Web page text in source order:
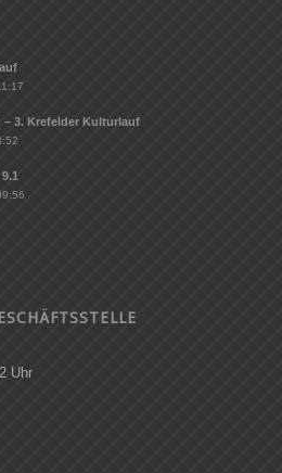
3. Krefelder Kulturlauf
Uhr